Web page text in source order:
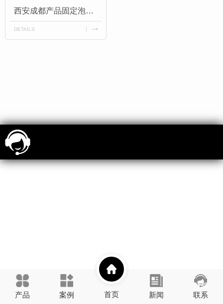
西安成都产品固定泡沫EVA
DETAILS
产品
案例
新闻
联系
首页